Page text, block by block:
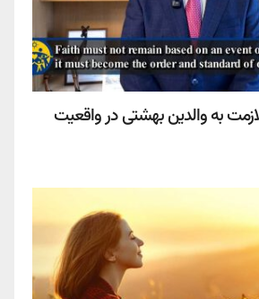
به والدین بهشتی در واقعیت